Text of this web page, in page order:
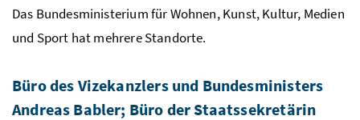
Das Bundesministerium für Wohnen, Kunst, Kultur, Medien
und Sport hat mehrere Standorte.
Büro des Vizekanzlers und Bundesministers
Andreas Babler; Büro der Staatssekretärin